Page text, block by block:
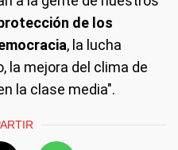
de los
, la lucha
la mejora del clima de
la clase media".